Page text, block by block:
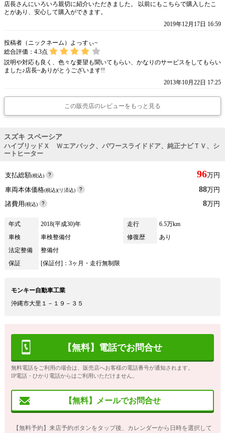
店長さんにいろいろ親切に紹介いただきました。 以前にもこちらで購入したこ
とがあり、安心して購入ができます。
2019年12月17日 16:59
投稿者（ニックネーム）よっすぃ~
総合評価： 4.3点
説明や対応も良く、色々な要望も聞いてもらい、かなりのサービスをしてもらい
ました♪店長~ありがとうございます!!
2013年10月22日 17:25
この販売店のレビューをもっと見る
スズキ スペーシア
ハイブリッドＸ Ｗエアバック、パワースライドドア、純正ナビＴＶ、シ
ートヒーター
支払総額(税込) 96万円
車両本体価格(税込)(リ済込) 88万円
諸費用(税込) 8万円
年式 2018(平成30)年 走行
6.5万km
車検
車検整備付 修復歴
あり
法定整備
整備付
保証
[保証付]：3ヶ月・走行無制限
モンキー自動車工業
沖縄市大里１－１９－３５
【無料】電話でお問合せ
無料電話をご利用の場合は、販売店へお客様の電話番号が通知されます。
IP電話・ひかり電話からはご利用いただけません。
【無料】メールでお問合せ
【無料予約】来店予約ボタンをタップ後、カレンダーから日時を選択して